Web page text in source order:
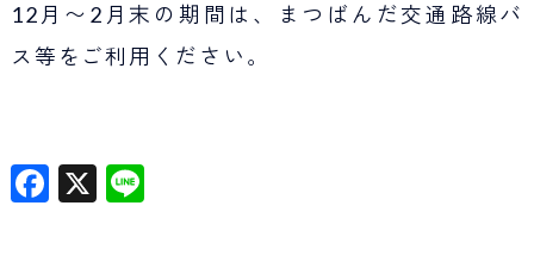
12月〜2月末の期間は、まつばんだ交通路線バ
ス等をご利用ください。
F X Li